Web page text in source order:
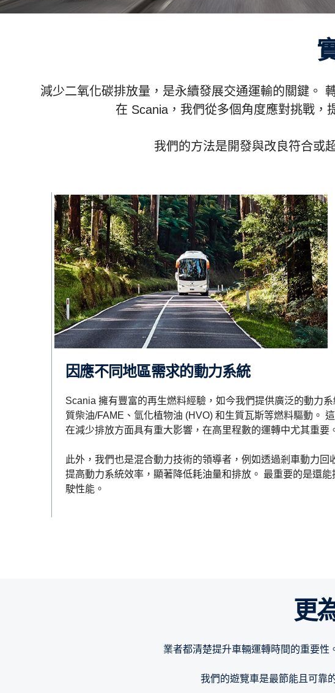
減少二氧化碳排放量，是永續發展交通運輸的關鍵。
在 Scania，我們從多個角度應對挑戰，
我們的方法是開發與改良符合或
因應不同地區需求的動力系統
Scania 擁有豐富的再生燃料經驗，如今我們提供廣泛的動力
質柴油/FAME、氫化植物油 (HVO) 和生質瓦斯等燃料驅動。
在減少排放方面具有重大影響，在高里程數的運轉中尤其重要
此外，我們也是混合動力技術的領導者，例如透過剎車動力回
提高動力系統效率，顯著降低耗油量和排放。 最重要的是還能
駛性能。
業者都清楚提升車輛運轉時間的重要性
我們的遊覽車是最節能且可靠